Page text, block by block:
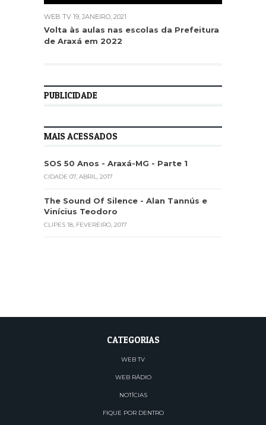
WEB TV 19, JANEIRO, 2021
Volta às aulas nas escolas da Prefeitura
de Araxá em 2022
PUBLICIDADE
MAIS ACESSADOS
SOS 50 Anos - Araxá-MG - Parte 1
CIDADE 07, ABRIL, 2017
The Sound Of Silence - Alan Tannús e
Vinícius Teodoro
CLIPES 18, FEVEREIRO, 2017
CATEGORIAS
WEB TV
WEB RÁDIO
NOTÍCIAS
FIQUE POR DENTRO